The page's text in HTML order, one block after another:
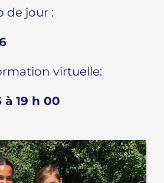
de jour :
virtuelle:
à 19 h 00